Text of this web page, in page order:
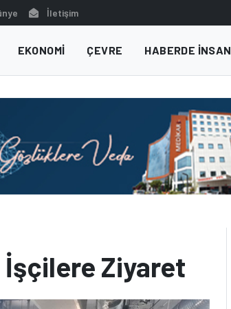
İletişim
EKONOMI ÇEVRE HABERDE INSAN
İşçilere Ziyaret